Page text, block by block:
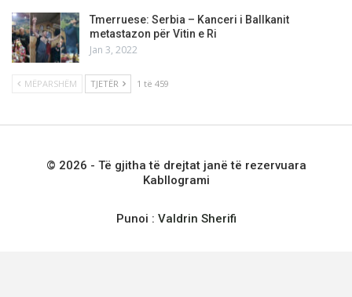
Tmerruese: Serbia – Kanceri i Ballkanit
metastazon për Vitin e Ri
Jan 3, 2022
MËPARSHËM TJETËR 1 të 459
© 2026 - Të gjitha të drejtat janë të rezervuara
Kabllogrami
Punoi : Valdrin Sherifi